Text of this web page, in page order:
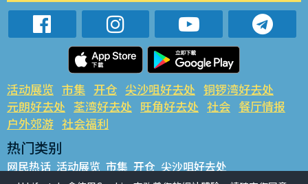
活动展览 市集 开仓 尖沙咀好去处 铜锣湾好去处
元朗好去处 荃湾好去处 旺角好去处 社会 餐厅情报
户外郊游 社会福利
热门类别
网民热话 活动展览 市集 开仓 尖沙咀好去处